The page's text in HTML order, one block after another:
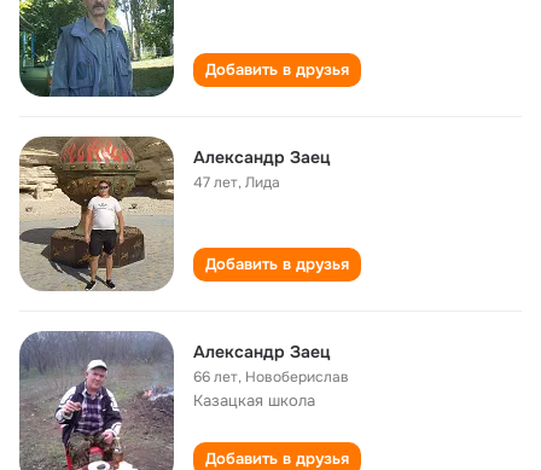
Добавить в друзья
Александр Заец
47 лет,Лида
Добавить в друзья
Александр Заец
66 лет, Новоберислав
Казацкая школа
Добавить в друзья